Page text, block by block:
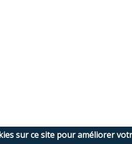
sur ce site pour améliorer